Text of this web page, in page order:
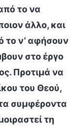
το να
άλλο, και
το ν’ αφήσουν
στο έργο
Προτιμά να
του Θεού,
συμφέροντα
τη